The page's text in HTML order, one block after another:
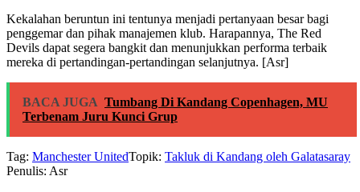
Kekalahan beruntun ini tentunya menjadi pertanyaan besar bagi
penggemar dan pihak manajemen klub. Harapannya, The Red
Devils dapat segera bangkit dan menunjukkan performa terbaik
mereka di pertandingan-pertandingan selanjutnya. [Asr]
BACA JUGA Tumbang Di Kandang Copenhagen, MU
Terbenam Juru Kunci Grup
Tag: Manchester UnitedTopik: Takluk di Kandang oleh Galatasaray
Penulis: Asr